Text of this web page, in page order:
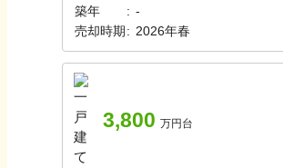
築年
: -
売却時期 : 2026年春
3,800 万円台